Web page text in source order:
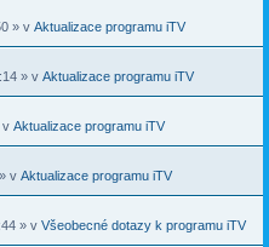
» v Aktualizace programu iTV
» v Aktualizace programu iTV
v Aktualizace programu iTV
v Aktualizace programu iTV
» v Všeobecné dotazy k programu iTV